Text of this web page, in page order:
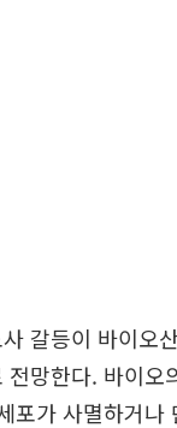
갈등이 바이오
전망한다. 바이오
포가 사멸하거나